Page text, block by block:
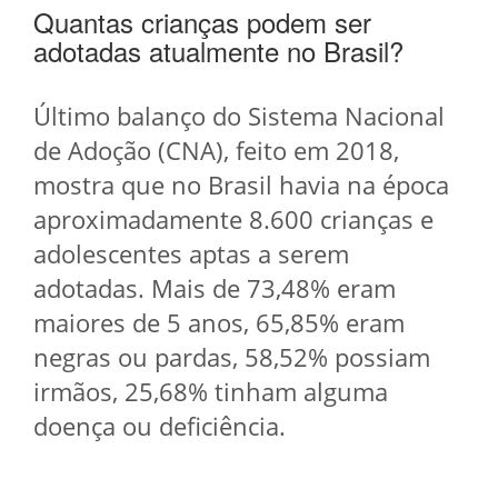
Quantas crianças podem ser
adotadas atualmente no Brasil?
Último balanço do Sistema Nacional
de Adoção (CNA), feito em 2018,
mostra que no Brasil havia na época
aproximadamente 8.600 crianças e
adolescentes aptas a serem
adotadas. Mais de 73,48% eram
maiores de 5 anos, 65,85% eram
negras ou pardas, 58,52% possiam
irmãos, 25,68% tinham alguma
doença ou deficiência.